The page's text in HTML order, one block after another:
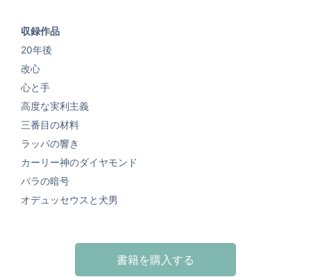
収録作品
20年後
改心
心と手
高度な実利主義
三番目の材料
ラッパの響き
カーリー神のダイヤモンド
バラの暗号
オデュッセウスと犬男
書籍を購入する